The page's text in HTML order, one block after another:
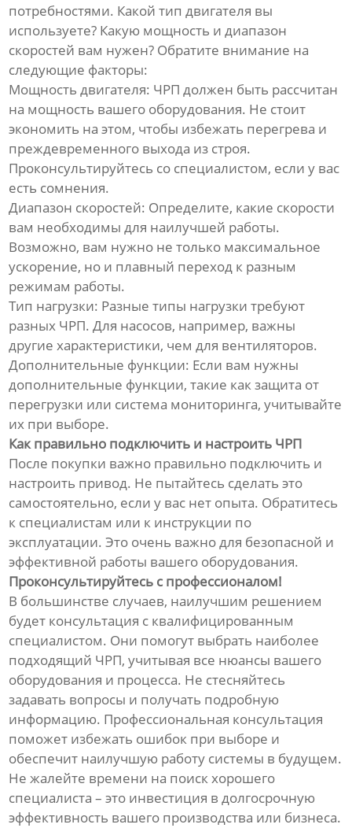
потребностями. Какой тип двигателя вы
используете? Какую мощность и диапазон
скоростей вам нужен? Обратите внимание на
следующие факторы:
Мощность двигателя: ЧРП должен быть рассчитан
на мощность вашего оборудования. Не стоит
экономить на этом, чтобы избежать перегрева и
преждевременного выхода из строя.
Проконсультируйтесь со специалистом, если у вас
есть сомнения.
Диапазон скоростей: Определите, какие скорости
вам необходимы для наилучшей работы.
Возможно, вам нужно не только максимальное
ускорение, но и плавный переход к разным
режимам работы.
Тип нагрузки: Разные типы нагрузки требуют
разных ЧРП. Для насосов, например, важны
другие характеристики, чем для вентиляторов.
Дополнительные функции: Если вам нужны
дополнительные функции, такие как защита от
перегрузки или система мониторинга, учитывайте
их при выборе.
Как правильно подключить и настроить ЧРП
После покупки важно правильно подключить и
настроить привод. Не пытайтесь сделать это
самостоятельно, если у вас нет опыта. Обратитесь
к специалистам или к инструкции по
эксплуатации. Это очень важно для безопасной и
эффективной работы вашего оборудования.
Проконсультируйтесь с профессионалом!
В большинстве случаев, наилучшим решением
будет консультация с квалифицированным
специалистом. Они помогут выбрать наиболее
подходящий ЧРП, учитывая все нюансы вашего
оборудования и процесса. Не стесняйтесь
задавать вопросы и получать подробную
информацию. Профессиональная консультация
поможет избежать ошибок при выборе и
обеспечит наилучшую работу системы в будущем.
Не жалейте времени на поиск хорошего
специалиста – это инвестиция в долгосрочную
эффективность вашего производства или бизнеса.